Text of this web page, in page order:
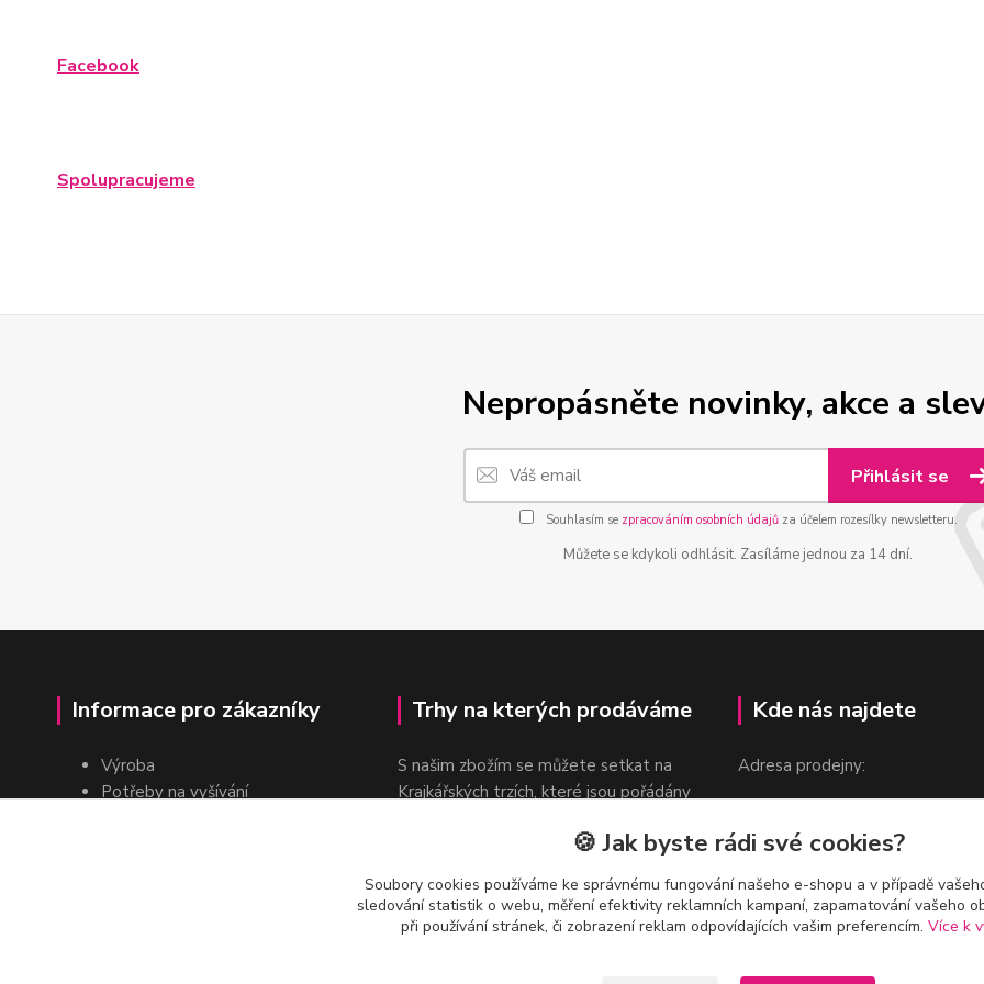
Facebook
Spolupracujeme
Nepropásněte novinky, akce a
Přihlásit se
Souhlasím se zpracováním osobních údajůza účelem rozesílky newsletteru.
Můžete se kdykoli odhlásit. Zasíláme jednou za 14 dní.
Informace pro zákazníky
Výroba
Potřeby na vyšívání
Trhy na kterých prodáváme
S našim zbožím se můžete setkat na
Krajkářských trzích, které jsou pořádány
Kde nás najdete
Adresa prodejny:
v blízkosti stanice Metra B -
Českomoravská
🍪 Jak byste rádi své cookies?
Soubory cookies používáme ke správnému fungování našeho e-shopu a v případě
sledování statistik o webu, měření efektivity reklamních kampaní, zapamatování vašeho
při používání stránek, či zobrazení reklam odpovídajících vašim preferencím. Více k